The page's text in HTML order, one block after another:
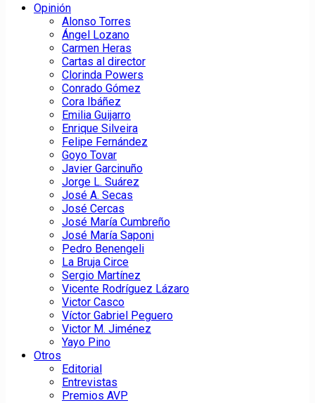
Opinión
Alonso Torres
Ángel Lozano
Carmen Heras
Cartas al director
Clorinda Powers
Conrado Gómez
Cora Ibáñez
Emilia Guijarro
Enrique Silveira
Felipe Fernández
Goyo Tovar
Javier Garcinuño
Jorge L. Suárez
José A. Secas
José Cercas
José María Cumbreño
José María Saponi
Pedro Benengeli
La Bruja Circe
Sergio Martínez
Vicente Rodríguez Lázaro
Victor Casco
Víctor Gabriel Peguero
Victor M. Jiménez
Yayo Pino
Otros
Editorial
Entrevistas
Premios AVP